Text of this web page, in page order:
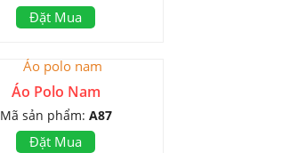
Đặt Mua
Áo Polo Nam
Mã sản phẩm: A87
Đặt Mua